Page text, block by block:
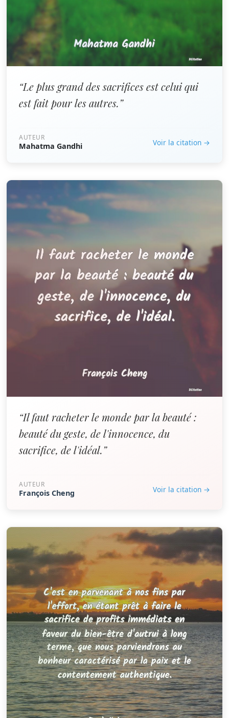
“Le plus grand des sacrifices est celui qui
est fait pour les autres.”
AUTEUR
Mahatma Gandhi Voir la citation →
“Il faut racheter le monde par la beauté :
beauté du geste, de l'innocence, du
sacrifice, de l'idéal.”
AUTEUR
François Cheng Voir la citation →